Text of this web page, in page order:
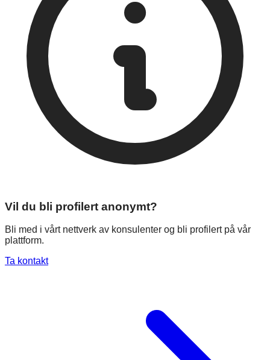
Vil du bli profilert anonymt?
Bli med i vårt nettverk av konsulenter og bli profilert på vår
plattform.
Ta kontakt